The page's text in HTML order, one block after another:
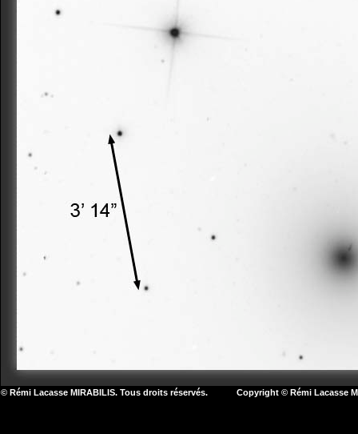
© Rémi Lacasse MIRABILIS. Tous droits réservés. Copyright © Rémi Lacasse